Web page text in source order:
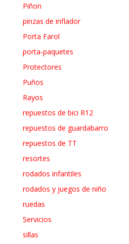
Piñon
pinzas de inflador
Porta Farol
porta-paquetes
Protectores
Puños
Rayos
repuestos de bici R12
repuestos de guardabarro
repuestos de TT
resortes
rodados infantiles
rodados y juegos de niño
ruedas
Servicios
sillas